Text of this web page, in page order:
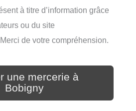
à titre d’information grâce
ou du site
de votre compréhension.
une mercerie à
Bobigny